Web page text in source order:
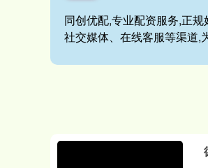
同创优配,专业配资服务,正
社交媒体、在线客服等渠道,